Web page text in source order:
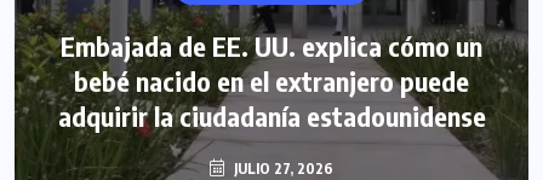
Embajada de EE. UU. explica cómo un
bebé nacido en el extranjero puede
adquirir la ciudadanía estadounidense
JULIO 27, 2026